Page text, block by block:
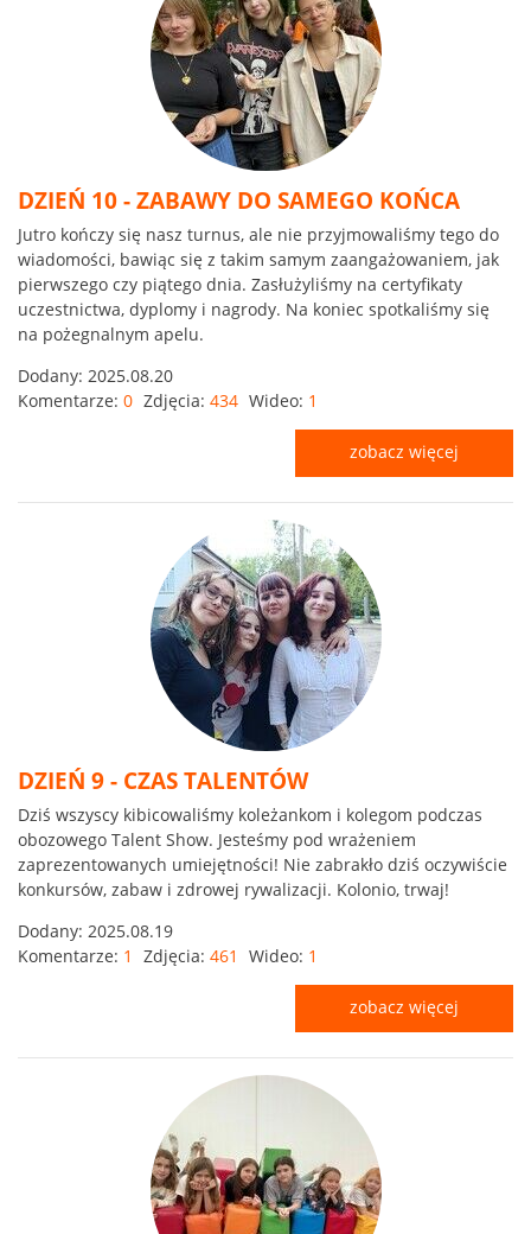
DZIEŃ 10 - ZABAWY DO SAMEGO KOŃCA
Jutro kończy się nasz turnus, ale nie przyjmowaliśmy tego do
wiadomości, bawiąc się z takim samym zaangażowaniem, jak
pierwszego czy piątego dnia. Zasłużyliśmy na certyfikaty
uczestnictwa, dyplomy i nagrody. Na koniec spotkaliśmy się
na pożegnalnym apelu.
Dodany: 2025.08.20
Komentarze: 0 Zdjęcia: 434 Wideo: 1
zobacz więcej
DZIEŃ 9 - CZAS TALENTÓW
Dziś wszyscy kibicowaliśmy koleżankom i kolegom podczas
obozowego Talent Show. Jesteśmy pod wrażeniem
zaprezentowanych umiejętności! Nie zabrakło dziś oczywiście
konkursów, zabaw i zdrowej rywalizacji. Kolonio, trwaj!
Dodany: 2025.08.19
Komentarze: 1 Zdjęcia: 461 Wideo: 1
zobacz więcej